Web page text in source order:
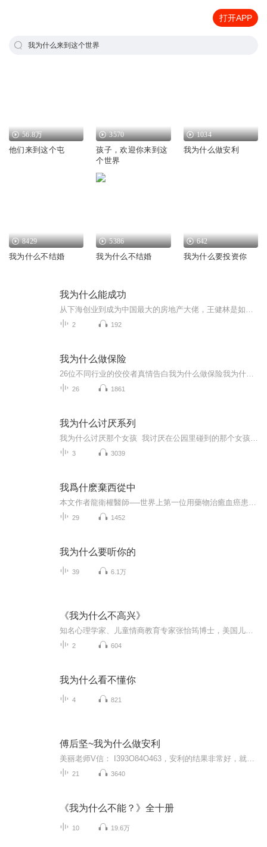
打开APP
我为什么来到这个世界
56.8万
他们来到这个屯
3570
孩子，欢迎你来到这
个世界
1034
我为什么做安利
8429
我为什么不结婚
5386
我为什么不结婚
642
我为什么要投资你
我为什么能成功
2 192
我为什么做保险
26 1861
我为什么讨厌系列
3 3039
我爲什麽棄西從中
29 1452
我为什么要听你的
39 6.1万
《我为什么不高兴》
2 604
我为什么看不懂你
4 821
傅后坚~我为什么做安利
21 3640
《我为什么不能？》全十册
10 19.6万